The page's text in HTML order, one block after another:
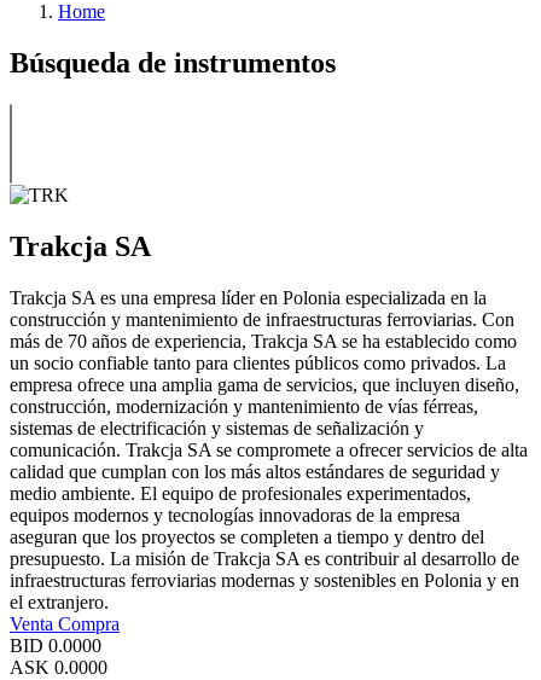
Home
Búsqueda de instrumentos
Trakcja SA
Trakcja SA es una empresa líder en Polonia especializada en la
construcción y mantenimiento de infraestructuras ferroviarias. Con
más de 70 años de experiencia, Trakcja SA se ha establecido como
un socio confiable tanto para clientes públicos como privados. La
empresa ofrece una amplia gama de servicios, que incluyen diseño,
construcción, modernización y mantenimiento de vías férreas,
sistemas de electrificación y sistemas de señalización y
comunicación. Trakcja SA se compromete a ofrecer servicios de alta
calidad que cumplan con los más altos estándares de seguridad y
medio ambiente. El equipo de profesionales experimentados,
equipos modernos y tecnologías innovadoras de la empresa
aseguran que los proyectos se completen a tiempo y dentro del
presupuesto. La misión de Trakcja SA es contribuir al desarrollo de
infraestructuras ferroviarias modernas y sostenibles en Polonia y en
el extranjero.
Venta Compra
BID 0.0000
ASK 0.0000